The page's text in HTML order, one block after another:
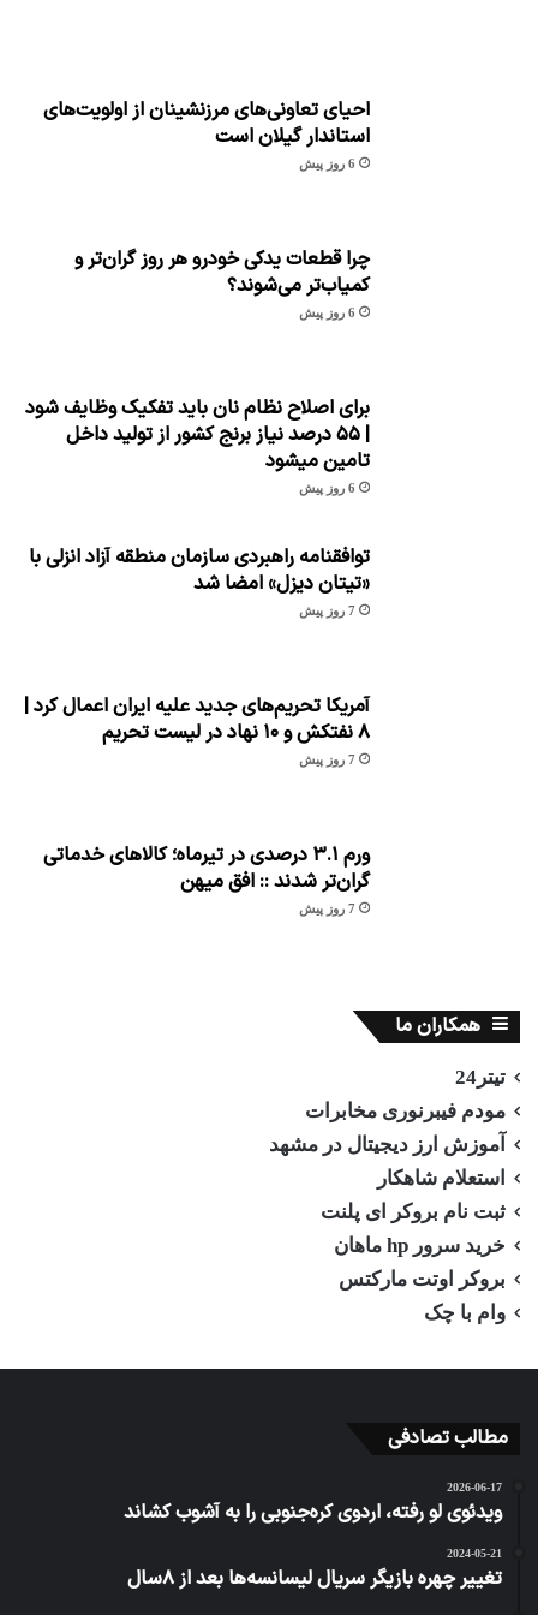
احیای تعاونی‌های مرزنشینان از اولویت‌های
استاندار گیلان است
6 روز پیش
چرا قطعات یدکی خودرو هر روز گران‌تر و
کمیاب‌تر می‌شوند؟
6 روز پیش
برای اصلاح نظام نان باید تفکیک وظایف شود
| ۵۵ درصد نیاز برنج کشور از تولید داخل
تامین میشود
6 روز پیش
توافقنامه راهبردی سازمان منطقه آزاد انزلی با
«تیتان دیزل» امضا شد
7 روز پیش
آمریکا تحریم‌های جدید علیه ایران اعمال کرد |
۸ نفتکش و ۱۰ نهاد در لیست تحریم
7 روز پیش
ورم ۳.۱ درصدی در تیرماه؛ کالاهای خدماتی
گران‌تر شدند :: افق میهن
7 روز پیش
همکاران ما
تیتر24
مودم فیبرنوری مخابرات
آموزش ارز دیجیتال در مشهد
استعلام شاهکار
ثبت نام بروکر ای پلنت
خرید سرور hp ماهان
بروکر اوتت مارکتس
وام با چک
مطالب تصادفی
2026-06-17
ویدئوی لو رفته، اردوی کره‌جنوبی را به آشوب کشاند
2024-05-21
تغییر چهره بازیگر سریال لیسانسه‌ها بعد از ۸سال